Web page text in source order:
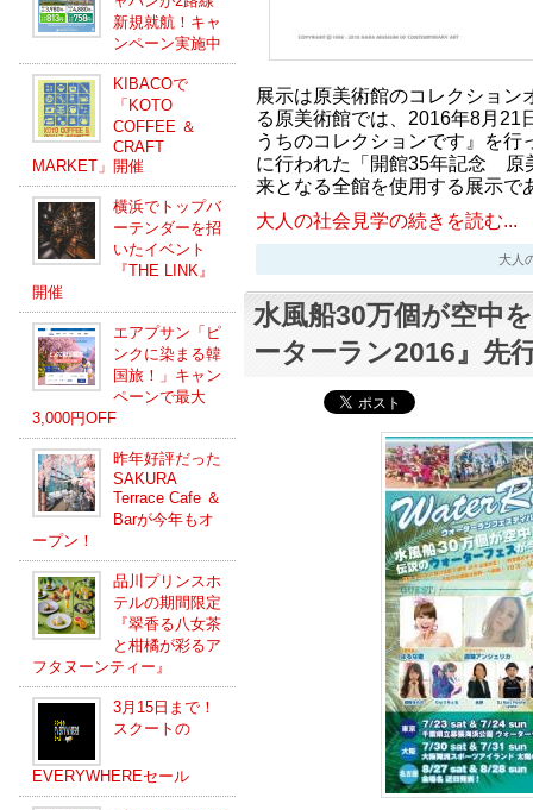
新規就航！キャ
ンペーン実施中
KIBACOで
「KOTO
COFFEE ＆
CRAFT
MARKET」開催
横浜でトップバ
ーテンダーを招
いたイベント
『THE LINK』
開催
エアプサン「ピ
ンクに染まる韓
国旅！」キャン
ペーンで最大
3,000円OFF
昨年好評だった
SAKURA
Terrace Cafe ＆
Barが今年もオ
ープン！
品川プリンスホ
テルの期間限定
『翠香る八女茶
と柑橘が彩るア
フタヌーンティー』
3月15日まで！
スクートの
EVERYWHEREセール
展示は原美術館のコレクション
る原美術館では、2016年8月21
うちのコレクションです』を行
に行われた「開館35年記念 原
来となる全館を使用する展示
大人の社会見学の続きを読む...
大人
水風船30万個が空中
ーターラン2016』先